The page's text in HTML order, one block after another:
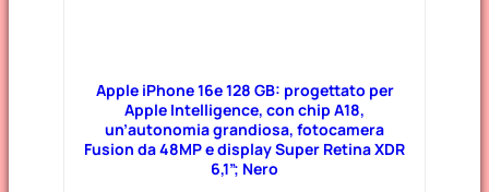
Apple iPhone 16e 128 GB: progettato per
Apple Intelligence, con chip A18,
un’autonomia grandiosa, fotocamera
Fusion da 48MP e display Super Retina XDR
6,1”; Nero